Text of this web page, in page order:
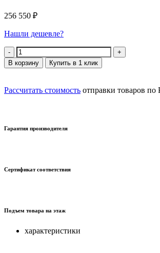
256 550 ₽
Нашли дешевле?
Количество
В корзину Купить в 1 клик
Рассчитать стоимость отправки товаров по
Гарантия производителя
Сертификат соответствия
Подъем товара на этаж
характеристики